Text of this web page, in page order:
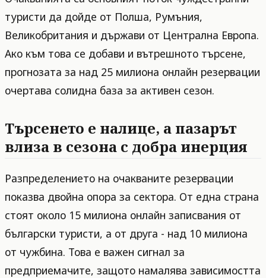
туристи да дойде от Полша, Румъния,
Великобритания и държави от Централна Европа.
Ако към това се добави и вътрешното търсене,
прогнозата за над 25 милиона онлайн резервации
очертава солидна база за активен сезон.
Търсенето е налице, а пазарът
влиза в сезона с добра инерция
Разпределението на очакваните резервации
показва двойна опора за сектора. От една страна
стоят около 15 милиона онлайн записвания от
български туристи, а от друга - над 10 милиона
от чужбина. Това е важен сигнал за
предприемачите, защото намалява зависимостта